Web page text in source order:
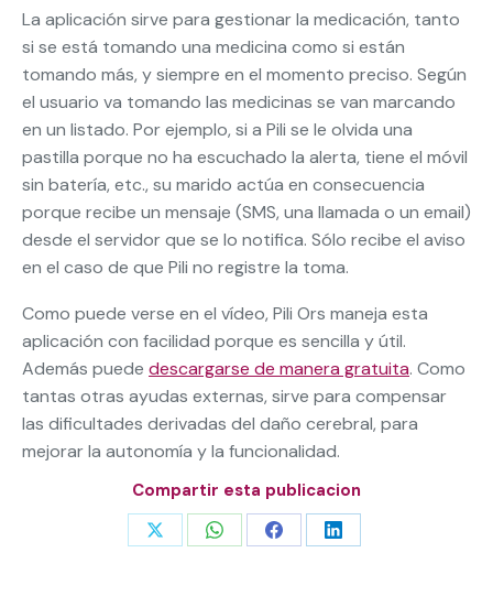
La aplicación sirve para gestionar la medicación, tanto
si se está tomando una medicina como si están
tomando más, y siempre en el momento preciso. Según
el usuario va tomando las medicinas se van marcando
en un listado. Por ejemplo, si a Pili se le olvida una
pastilla porque no ha escuchado la alerta, tiene el móvil
sin batería, etc., su marido actúa en consecuencia
porque recibe un mensaje (SMS, una llamada o un email)
desde el servidor que se lo notifica. Sólo recibe el aviso
en el caso de que Pili no registre la toma.
Como puede verse en el vídeo, Pili Ors maneja esta
aplicación con facilidad porque es sencilla y útil.
Además puede descargarse de manera gratuita. Como
tantas otras ayudas externas, sirve para compensar
las dificultades derivadas del daño cerebral, para
mejorar la autonomía y la funcionalidad.
Compartir esta publicacion
Share Share Share Share